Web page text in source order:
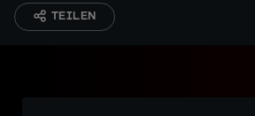
TEILEN